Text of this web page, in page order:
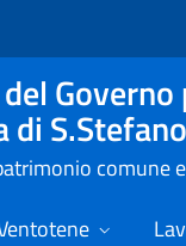
di
comune